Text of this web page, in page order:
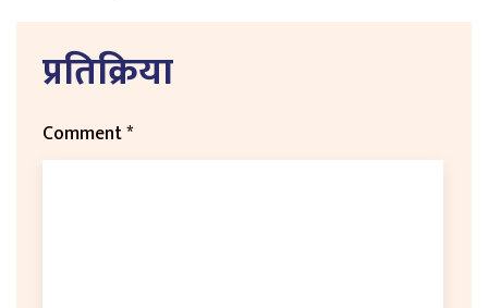
प्रतिक्रिया
Comment*